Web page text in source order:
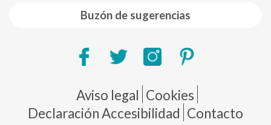
Buzón de sugerencias
Pie de página
Aviso legal Cookies
Declaración Accesibilidad Contacto